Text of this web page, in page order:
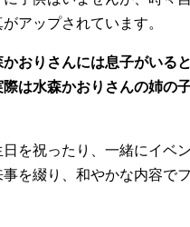
アップされています。
おりさんには息子がいる
際は水森かおりさんの姉の
を祝ったり、一緒にイベ
を綴り、和やかな内容で